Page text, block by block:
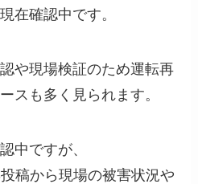
在確認中です。
や現場検証のため運転再
スも多く見られます。
中ですが、
稿から現場の被害状況や